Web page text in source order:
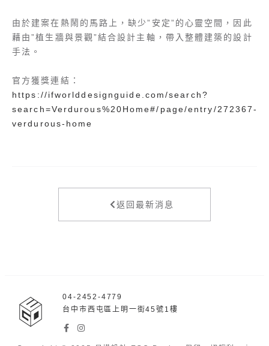
由於建案在熱鬧的馬路上，缺少”安定”的心靈空間，因此
藉由”植生牆與景觀”結合設計主軸，帶入整體建築的設計
手法。
官方獲獎連結：
https://ifworlddesignguide.com/search?
search=Verdurous%20Home#/page/entry/272367-
verdurous-home
返回最新消息
04-2452-4779
台中市西屯區上明一街45號1樓